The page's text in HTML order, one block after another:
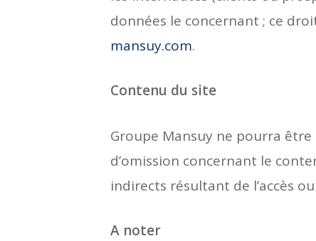
données le concernant ; ce
mansuy.com.
Contenu du site
Groupe Mansuy ne pourra
d’omission concernant le
indirects résultant de l’accès
A noter